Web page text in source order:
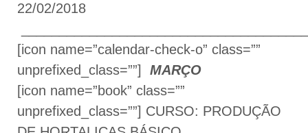
22/02/2018
[icon name=”calendar-check-o” class=””
unprefixed_class=””] MARÇO
[icon name=”book” class=””
unprefixed_class=””] CURSO: PRODUÇÃO